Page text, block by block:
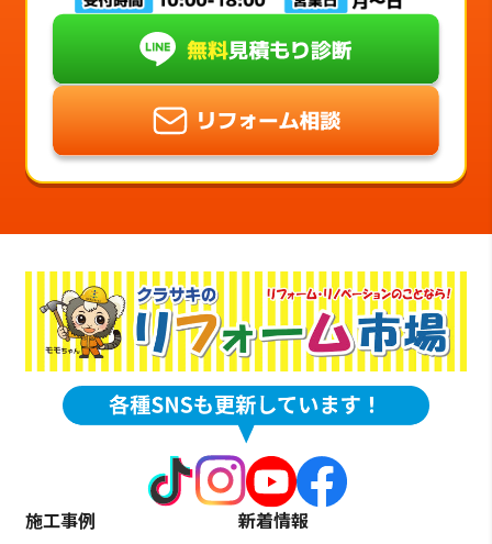
施工事例
新着情報